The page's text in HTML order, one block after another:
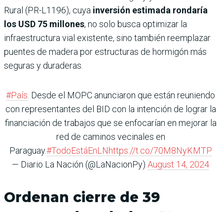
Rural (PR-L1196), cuya inversión estimada rondaría
los USD 75 millones, no solo busca optimizar la
infraestructura vial existente, sino también reemplazar
puentes de madera por estructuras de hormigón más
seguras y duraderas.
#País . Desde el MOPC anunciaron que están reuniendo
con representantes del BID con la intención de lograr la
financiación de trabajos que se enfocarían en mejorar la
red de caminos vecinales en
Paraguay.#TodoEstáEnLNhttps://t.co/70M8NyKMTP
— Diario La Nación (@LaNacionPy) August 14, 2024
Ordenan cierre de 39